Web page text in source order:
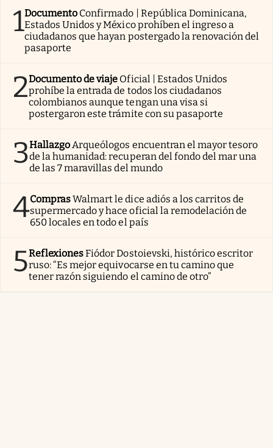
1Documento Confirmado | República Dominicana,
Estados Unidos y México prohíben el ingreso a
ciudadanos que hayan postergado la renovación del
pasaporte
2Documento de viaje Oficial | Estados Unidos
prohíbe la entrada de todos los ciudadanos
colombianos aunque tengan una visa si
postergaron este trámite con su pasaporte
3HallazgoArqueólogos encuentran el mayor tesoro
de la humanidad: recuperan del fondo del mar una
de las 7 maravillas del mundo
4ComprasWalmart le dice adiós a los carritos de
supermercado y hace oficial la remodelación de
650 locales en todo el país
5ReflexionesFiódor Dostoievski, histórico escritor
ruso: “Es mejor equivocarse en tu camino que
tener razón siguiendo el camino de otro”